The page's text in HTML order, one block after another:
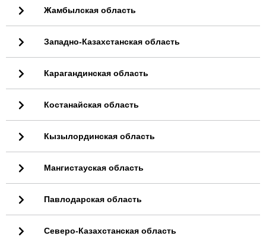
Жамбылская область
Западно-Казахстанская область
Карагандинская область
Костанайская область
Кызылординская область
Мангистауская область
Павлодарская область
Северо-Казахстанская область